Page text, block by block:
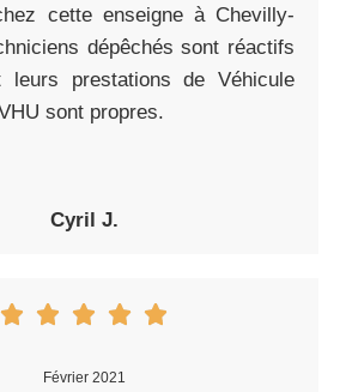
cette enseigne à Chevilly-
dépêchés sont réactifs
prestations de Véhicule
sont propres.
Cyril J.
Février 2021